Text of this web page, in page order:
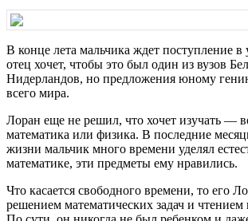
В конце лета мальчика ждет поступление в
отец хочет, чтобы это был один из вузов
Нидерландов, но предложения юному
всего мира.
Лоран еще не решил, что хочет изучать —
математика или физика. В последние
жизни мальчик много времени уделял
математике, эти предметы ему нравились.
Что касается свободного времени, то его
решением математических задач и